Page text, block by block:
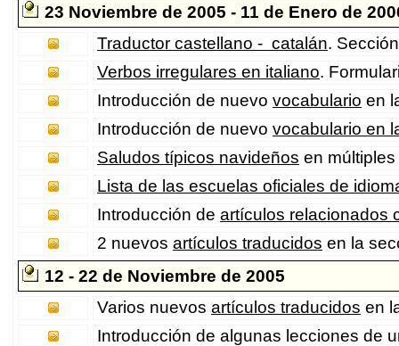
23 Noviembre de 2005 - 11 de Enero de
Traductor castellano - catalán.
Verbos irregulares en italiano.
Introducción de nuevo vocabulario en
Introducción de nuevo vocabulario en
Saludos típicos navideños en
Lista de las escuelas oficiales de
Introducción de artículos relacionados
2 nuevos artículos traducidos en la
12 - 22 de Noviembre de 2005
Varios nuevos artículos traducidos en
Introducción de algunas lecciones de